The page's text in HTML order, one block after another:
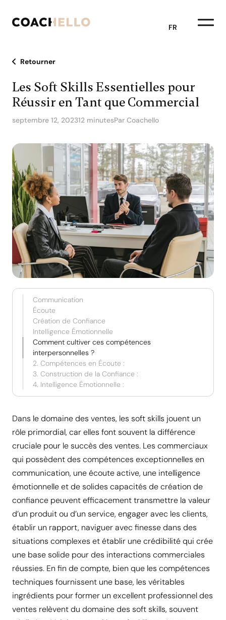
FR
Retourner
Les Soft Skills Essentielles pour
Réussir en Tant que Commercial
septembre 12, 202312 minutesPar Coachello
Communication
Écoute
Création de Confiance
Intelligence Émotionnelle
Comment cultiver ces compétences
interpersonnelles ?
2. Compétences en Écoute :
3. Construction de la Confiance :
4. Intelligence Émotionnelle :
Dans le domaine des ventes, les soft skills jouent un
rôle primordial, car elles font souvent la différence
cruciale pour le succès des ventes. Les commerciaux
qui possèdent des compétences exceptionnelles en
communication, une écoute active, une intelligence
émotionnelle et de solides capacités de création de
confiance peuvent efficacement transmettre la valeur
d’un produit ou d’un service, engager avec les clients,
établir un rapport, naviguer avec finesse dans des
situations complexes et établir une crédibilité qui crée
une base solide pour des interactions commerciales
réussies. En fin de compte, bien que les compétences
techniques fournissent une base, les véritables
ingrédients pour former un excellent professionnel des
ventes relèvent du domaine des soft skills, souvent